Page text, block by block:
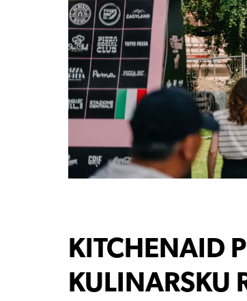
KITCHENAID
KULINARSKU